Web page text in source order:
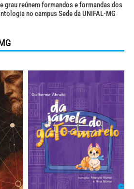
grau reúnem formandos e formandas dos
no campus Sede da UNIFAL-MG